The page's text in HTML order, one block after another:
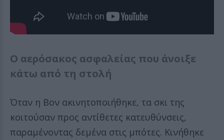
Ο αερόσακος ασφαλείας που άνοιξε
κάτω από τη στολή
Όταν η Βον ακινητοποιήθηκε, τα σκι της
κοιτούσαν προς αντίθετες κατευθύνσεις,
παραμένοντας δεμένα στις μπότες. Κινήθηκε